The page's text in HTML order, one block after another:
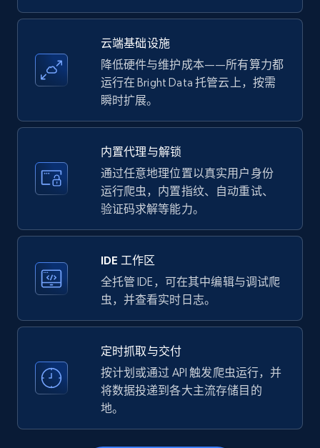
Amazon products - find products by using
upc numbers
price, Currency, Availability, Reviews count, and
more.
5.7K+
LinkedIn company information
ID, Name, Country code, Locations, Followers,
Employees in linkedin, About, Specialties, and
33.5K+ 3.5K+ 注册使用
Instagram - Profiles
云端基础设施
降低硬件与维护成本——所有算力都
运行在 Bright Data 托管云上，按需
瞬时扩展。
内置代理与解锁
通过任意地理位置以真实用户身份
运行爬虫，内置指纹、自动重试、
验证码求解等能力。
IDE 工作区
全托管 IDE，可在其中编辑与调试爬
虫，并查看实时日志。
定时抓取与交付
按计划或通过 API 触发爬虫运行，并
将数据投递到各大主流存储目的
地。